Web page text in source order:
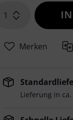
1
Merken
Lieferung in